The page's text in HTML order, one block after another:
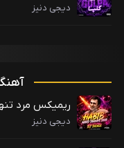
دیجی دنیز
ریمیکس مرد
دیجی دنیز